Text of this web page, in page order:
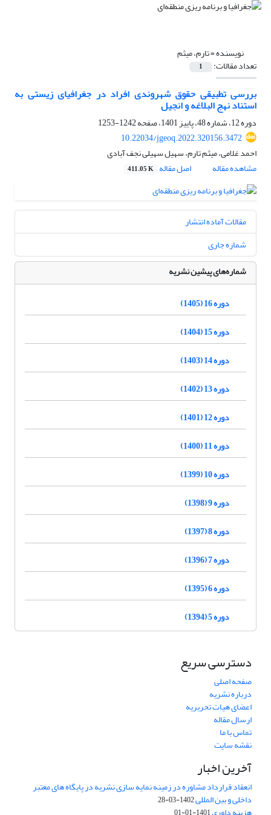
نویسنده =تارم، میثم
تعداد مقالات: 1
بررسی تطبیقی حقوق شهروندی افراد در جغرافیای زیستی به
استناد نهج البلاغه و انجیل
دوره 12، شماره 48، پاییز 1401، صفحه
1242-1253
10.22034/jgeoq.2022.320156.3472
احمد غلامی، میثم تارم، سهیل سهیلی نجف آبادی
مشاهده مقاله
اصل مقاله 411.05 K
مقالات آماده انتشار
شماره جاری
شماره‌های پیشین نشریه
دوره 16 (1405)
دوره 15 (1404)
دوره 14 (1403)
دوره 13 (1402)
دوره 12 (1401)
دوره 11 (1400)
دوره 10 (1399)
دوره 9 (1398)
دوره 8 (1397)
دوره 7 (1396)
دوره 6 (1395)
دوره 5 (1394)
دسترسی سریع
صفحه اصلی
درباره نشریه
اعضای هیات تحریریه
ارسال مقاله
تماس با ما
نقشه سایت
آخرین اخبار
انعقاد قرارداد مشاوره در زمینه نمایه سازی نشریه در پایگاه های معتبر
داخلی و بین المللی1402-03-28